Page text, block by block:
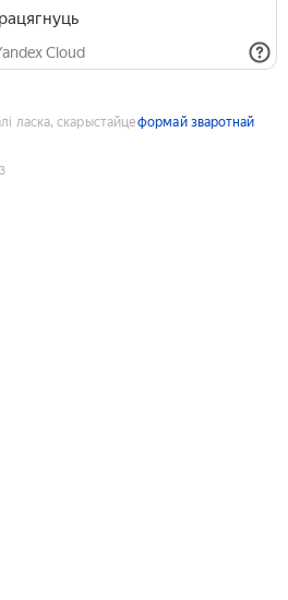
Cloud
ласка, скарыстайцеформай зваротнай